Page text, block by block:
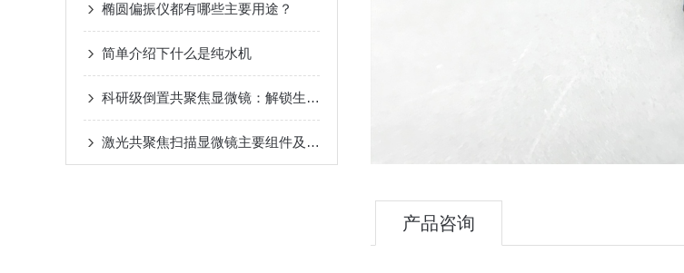
椭圆偏振仪都有哪些主要用途？
简单介绍下什么是纯水机
科研级倒置共聚焦显微镜：解锁生命科学的深层密码
激光共聚焦扫描显微镜主要组件及其应用
产品咨询